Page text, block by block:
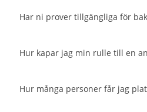
beställa en specifik färg
den bakgrundsfärg som
Har ni prover tillgängliga för
du beställer den bästa
Hur kapar jag min rulle till en
geringslåda från järnaffärer
Hur många personer får jag